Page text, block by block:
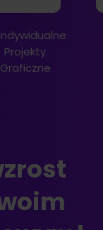
Dedykowane
Rozwiązania